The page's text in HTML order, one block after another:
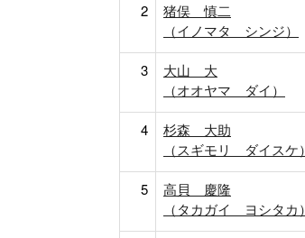
2
猪俣 慎二
（イノマタ シンジ）
3
大山 大
（オオヤマ ダイ）
4
杉森 大助
（スギモリ ダイスケ）
5
高貝 慶隆
（タカガイ ヨシタカ）